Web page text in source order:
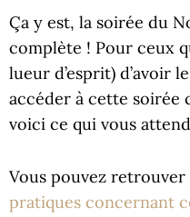
Ça y est, la soirée du
complète ! Pour ceux
lueur d’esprit) d’avoir
accéder à cette
voici ce qui vous
Vous pouvez retrouver
pratiques concernant